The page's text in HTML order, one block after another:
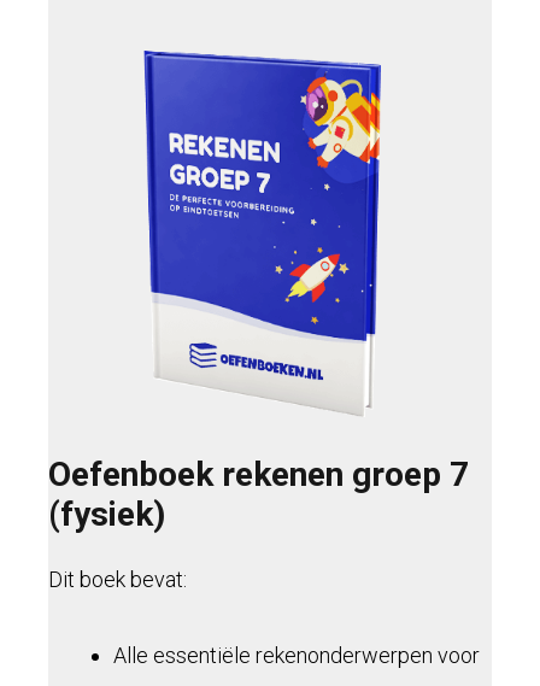
Oefenboek rekenen groep 7
(fysiek)
Dit boek bevat:
Alle essentiële rekenonderwerpen voor